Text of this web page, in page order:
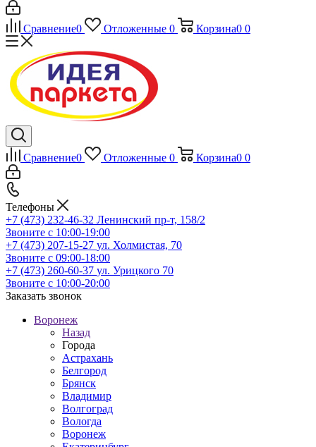
Сравнение0 Отложенные 0 Корзина0 0
Сравнение0 Отложенные 0 Корзина0 0
Телефоны
+7 (473) 232-46-32 Ленинский пр-т, 158/2
Звоните с 10:00-19:00
+7 (473) 207-15-27 ул. Холмистая, 70
Звоните с 09:00-18:00
+7 (473) 260-60-37 ул. Урицкого 70
Звоните с 10:00-20:00
Заказать звонок
Воронеж
Назад
Города
Астрахань
Белгород
Брянск
Владимир
Волгоград
Вологда
Воронеж